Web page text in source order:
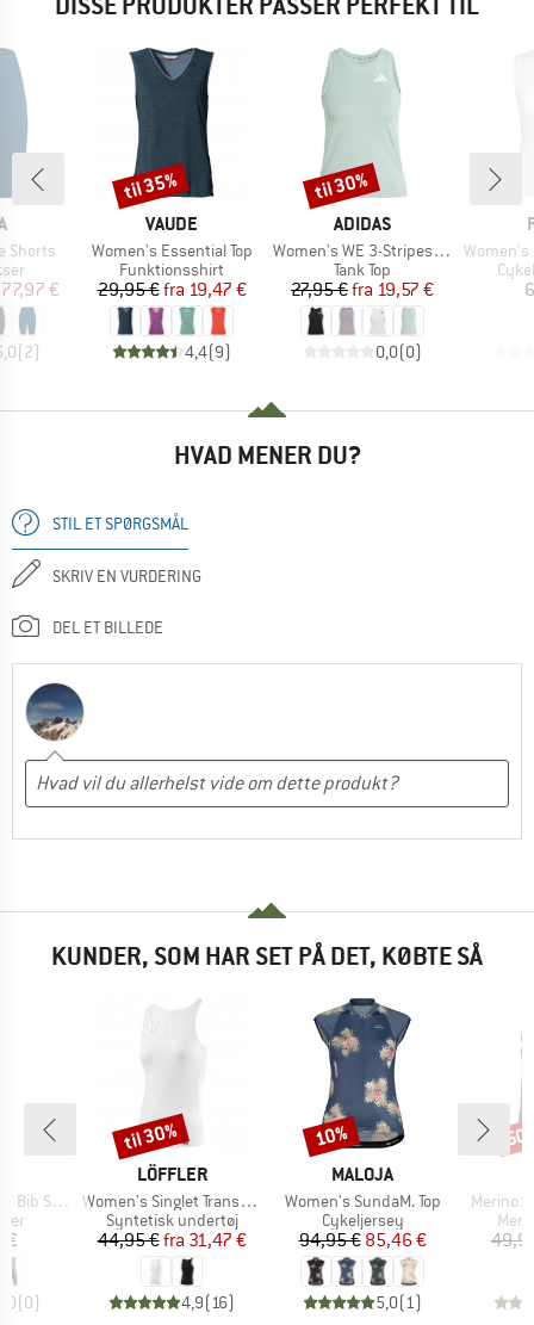
Shorts
pris
77,97 €
(2)
MÆRKE
VAUDE
Artikel
Women's Essential Top
Produktgruppe
Funktionsshirt
Pris
29,95 € Nedsat pris
fra 19,47 €
4,4(9)
Rabat
til 35%
MÆRKE
ADIDAS
Artikel
Women's WE 3-Stripes Tank
Produktgruppe
Tank Top
Pris
27,95 € Nedsat pris
fra 19,57 €
0,0(0)
Rabat
til 30%
Artikel
Women's
HVAD MENER DU?
STIL ET SPØRGSMÅL
SKRIV EN VURDERING
DEL ET BILLEDE
KUNDER, SOM HAR SET PÅ DET, KØBTE SÅ
S11
€
(0)
MÆRKE
LÖFFLER
Artikel
Women's Singlet Transtex Light
Produktgruppe
Syntetisk undertøj
Pris
44,95 € Nedsat pris
fra 31,47 €
4,9(16)
Rabat
til 30%
MÆRKE
MALOJA
Artikel
Women's SundaM. Top
Produktgruppe
Cykeljersey
Pris
94,95 €Nedsat pris
85,46 €
5,0(1)
Rabat
10%
Artikel